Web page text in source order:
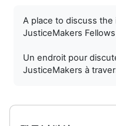
A place to discuss
JusticeMakers
Un endroit pour
JusticeMakers à